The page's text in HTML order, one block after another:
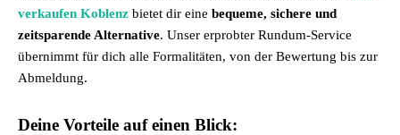
verkaufen Koblenz bietet dir eine bequeme, sichere und
zeitsparende Alternative. Unser erprobter Rundum-Service
übernimmt für dich alle Formalitäten, von der Bewertung bis zur
Abmeldung.
Deine Vorteile auf einen Blick: